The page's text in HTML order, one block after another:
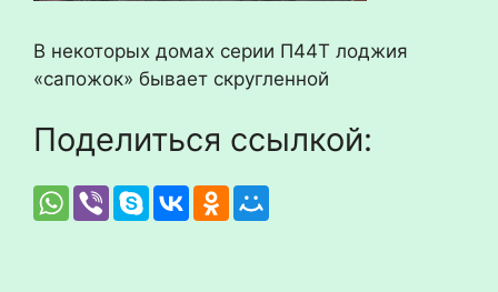
В некоторых домах серии П44Т лоджия
«сапожок» бывает скругленной
Поделиться ссылкой: